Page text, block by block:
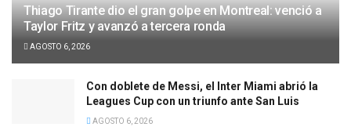
Thiago Tirante dio el gran golpe en Montreal: venció a
Taylor Fritz y avanzó a tercera ronda
AGOSTO 6, 2026
Con doblete de Messi, el Inter Miami abrió la
Leagues Cup con un triunfo ante San Luis
AGOSTO 6, 2026